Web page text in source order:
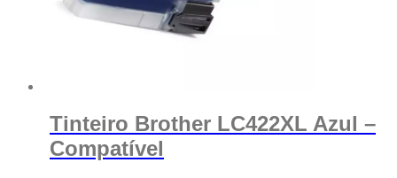
Tinteiro Brother LC422XL Azul –
Compatível